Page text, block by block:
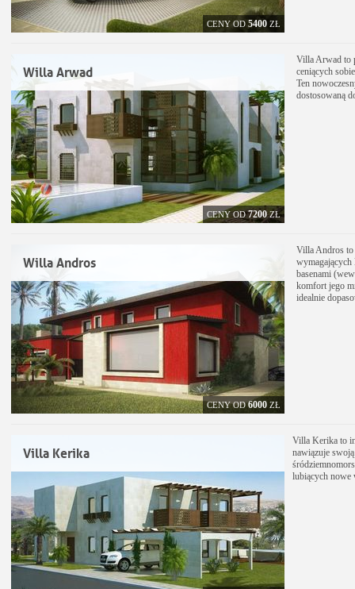
CENY OD 5400ZŁ
Willa Arwad
CENY OD7200ZŁ
Villa Arwad to
ceniących
Ten
dostosowaną
Willa Andros
CENY OD6000ZŁ
Villa Andros to
wymagających
basenami
komfort jego
idealnie
Villa Kerika
Villa Kerika to
nawiązuje
lubiących nowe